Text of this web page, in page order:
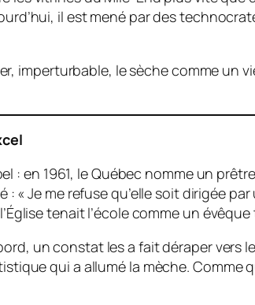
il est mené par des
imperturbable, le sèche comme un
: en 1961, le Québec nomme un
Je me refuse qu’elle soit dirigée
tenait l’école comme un
un constat les a fait déraper vers
qui a allumé la mèche.